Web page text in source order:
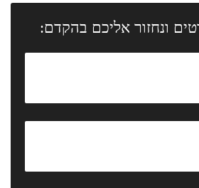
ונחזור אליכם בהקדם: